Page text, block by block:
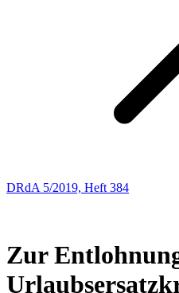
DRdA 5/2019, Heft 384
Zur